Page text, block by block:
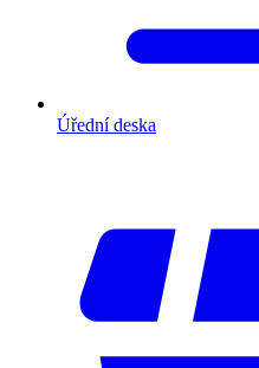
Úřední deska